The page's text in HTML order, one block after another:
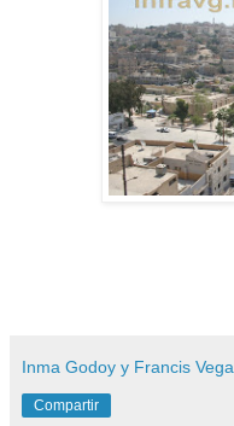
Inma Godoy y Francis Vega
Compartir